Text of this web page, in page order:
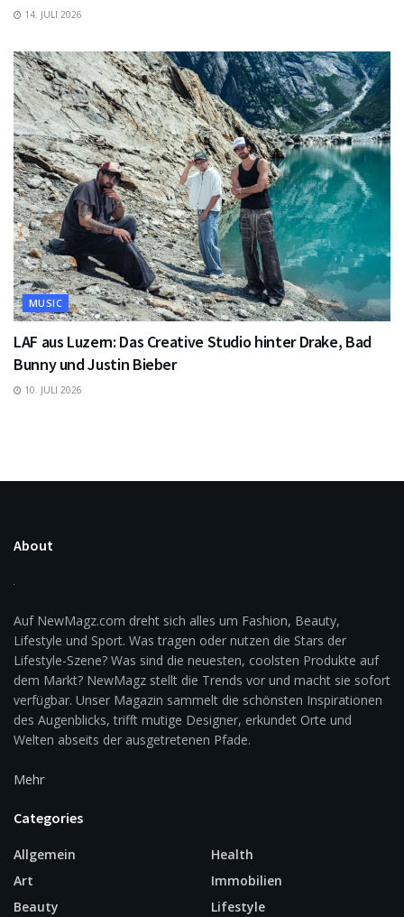
14. JULI 2026
MUSIC
LAF aus Luzern: Das Creative Studio hinter Drake, Bad
Bunny und Justin Bieber
10. JULI 2026
About
Auf NewMagz.com dreht sich alles um Fashion, Beauty,
Lifestyle und Sport. Was tragen oder nutzen die Stars der
Lifestyle-Szene? Was sind die neuesten, coolsten Produkte auf
dem Markt? NewMagz stellt die Trends vor und macht sie sofort
verfügbar. Unser Magazin sammelt die schönsten Inspirationen
des Augenblicks, trifft mutige Designer, erkundet Orte und
Welten abseits der ausgetretenen Pfade.
Mehr
Categories
Allgemein
Art
Beauty
Health
Immobilien
Lifestyle